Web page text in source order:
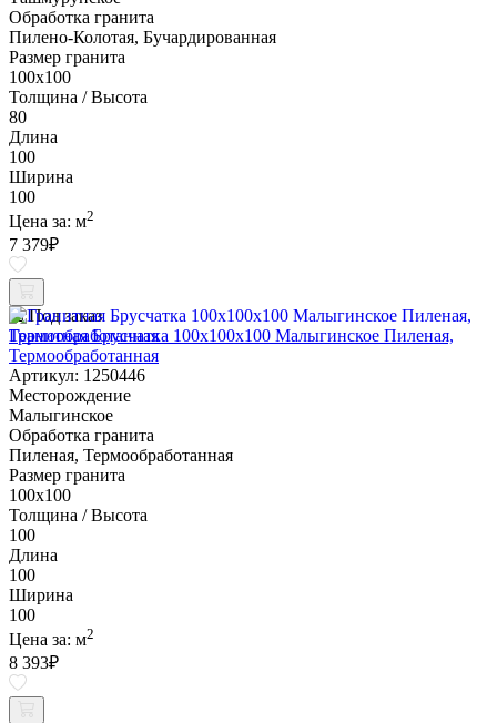
Обработка гранита
Пилено-Колотая, Бучардированная
Размер гранита
100х100
Толщина / Высота
80
Длина
100
Ширина
100
Цена за: м2
7 379₽
Под заказ
Гранитная Брусчатка 100х100x100 Малыгинское Пиленая,
Термообработанная
Артикул: 1250446
Месторождение
Малыгинское
Обработка гранита
Пиленая, Термообработанная
Размер гранита
100х100
Толщина / Высота
100
Длина
100
Ширина
100
Цена за: м2
8 393₽